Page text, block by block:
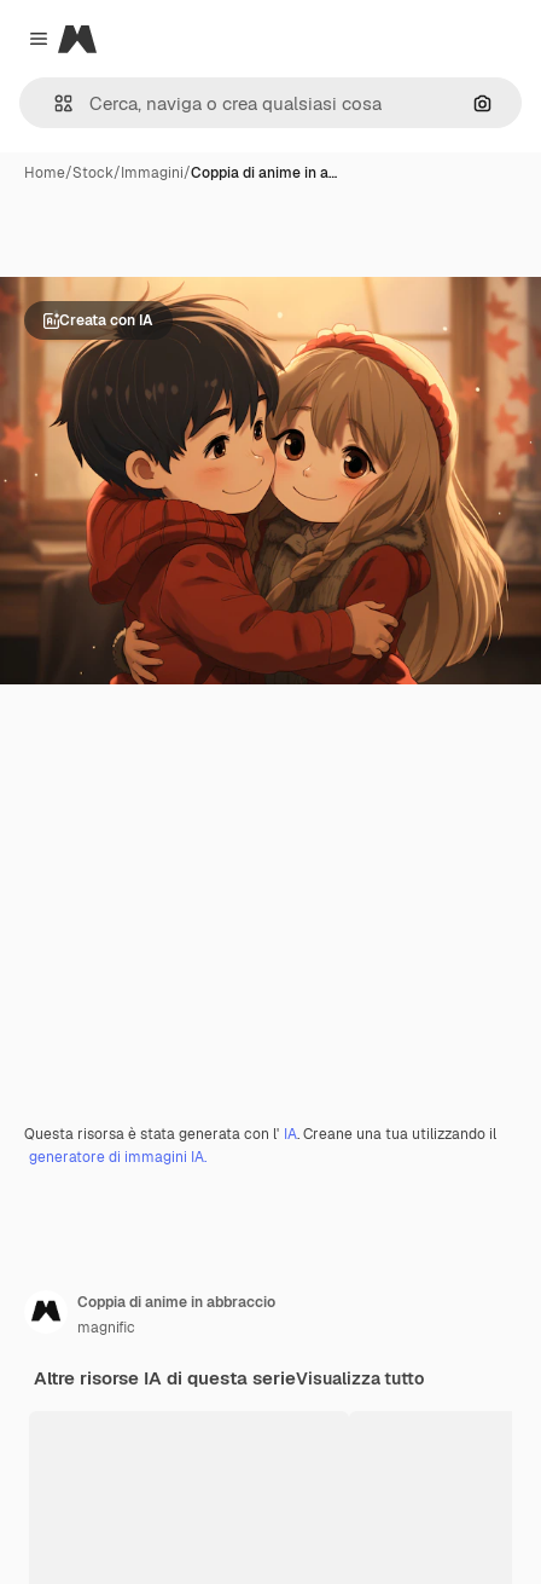
Close menu
Magnific
Cerca
Home/Stock/Immagini/Coppia di anime in a…
Creata con IA
Questa risorsa è stata generata con l' IA. Creane una tua utilizzando il
generatore di immagini IA.
Coppia di anime in abbraccio
magnific
Altre risorse IA di questa serieVisualizza tutto